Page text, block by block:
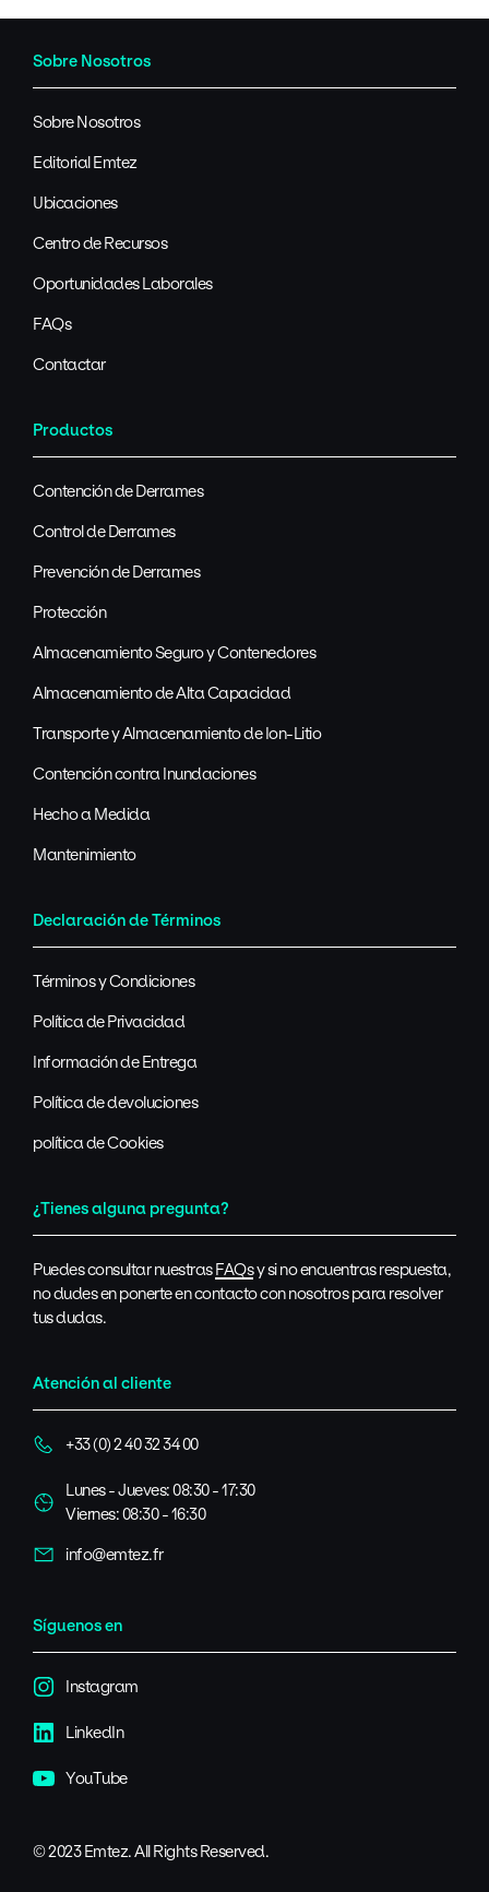
Sobre Nosotros
Sobre Nosotros
Editorial Emtez
Ubicaciones
Centro de Recursos
Oportunidades Laborales
FAQs
Contactar
Productos
Contención de Derrames
Control de Derrames
Prevención de Derrames
Protección
Almacenamiento Seguro y Contenedores
Almacenamiento de Alta Capacidad
Transporte y Almacenamiento de Ion-Litio
Contención contra Inundaciones
Hecho a Medida
Mantenimiento
Declaración de Términos
Términos y Condiciones
Política de Privacidad
Información de Entrega
Política de devoluciones
política de Cookies
¿Tienes alguna pregunta?
Puedes consultar nuestrasFAQsy si no encuentras respuesta,
no dudes en ponerte en contacto con nosotros para resolver
tus dudas.
Atención al cliente
+33 (0) 2 40 32 34 00
Lunes - Jueves: 08:30 - 17:30
Viernes: 08:30 - 16:30
info@emtez.fr
Síguenos en
Instagram
LinkedIn
YouTube
© 2023 Emtez. All Rights Reserved.